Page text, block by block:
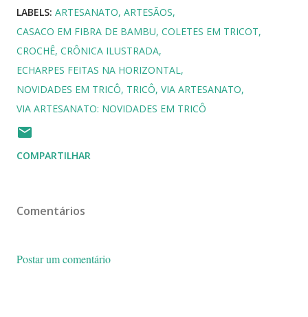
LABELS: ARTESANATO ARTESÃOS
CASACO EM FIBRA DE BAMBU COLETES EM TRICOT
CROCHÊ CRÔNICA ILUSTRADA
ECHARPES FEITAS NA HORIZONTAL
NOVIDADES EM TRICÔ TRICÔ VIA ARTESANATO
VIA ARTESANATO: NOVIDADES EM TRICÔ
COMPARTILHAR
Comentários
Postar um comentário